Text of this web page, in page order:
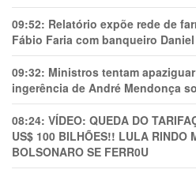
09:52: Relatório expõe rede de
Fábio Faria com banqueiro
09:32: Ministros tentam
ingerência de André Mendonça
08:24: VÍDEO: QUEDA DO
US$ 100 BILHÕES!! LULA RINDO
BOLSONARO SE FERR0U